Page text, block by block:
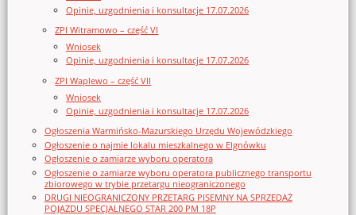
Opinie, uzgodnienia i konsultacje 17.07.2026
ZPI Witramowo – część VI
Wniosek
Opinie, uzgodnienia i konsultacje 17.07.2026
ZPI Waplewo – część VII
Wniosek
Opinie, uzgodnienia i konsultacje 17.07.2026
Ogłoszenia Warmińsko-Mazurskiego Urzędu Wojewódzkiego
Ogłoszenie o najmie lokalu mieszkalnego w Elgnówku
Ogłoszenie o zamiarze wyboru operatora
Ogłoszenie o zamiarze wyboru operatora publicznego transportu
zbiorowego w trybie przetargu nieograniczonego
DRUGI NIEOGRANICZONY PRZETARG PISEMNY NA SPRZEDAŻ
POJAZDU SPECJALNEGO STAR 200 PM 18P